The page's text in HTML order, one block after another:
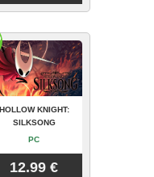
HOLLOW KNIGHT:
SILKSONG
PC
12.99 €